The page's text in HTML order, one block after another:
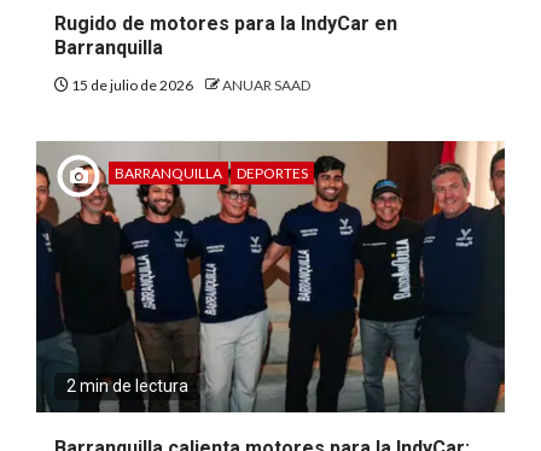
Rugido de motores para la IndyCar en
Barranquilla
15 de julio de 2026 ANUAR SAAD
BARRANQUILLA DEPORTES
2 min de lectura